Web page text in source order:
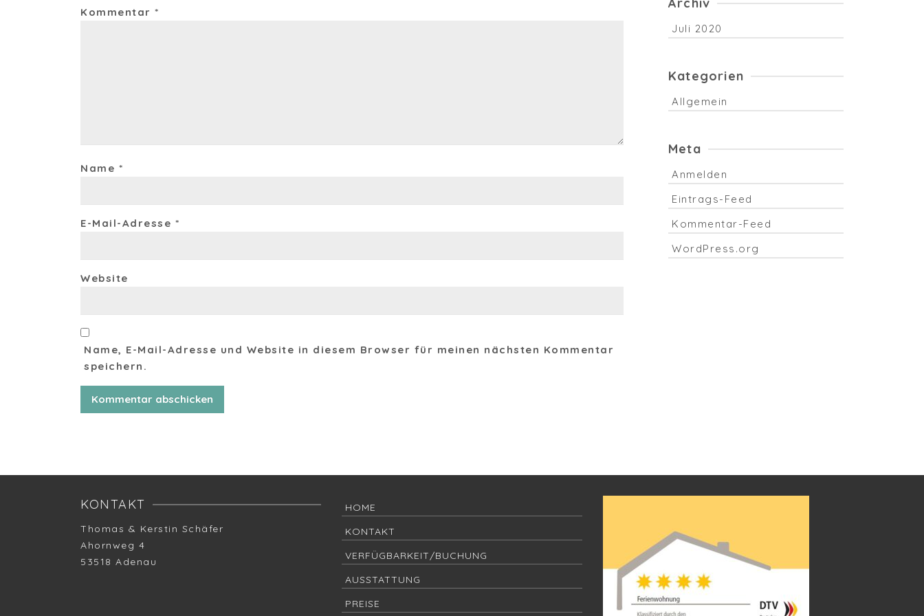
Kommentar *
Name *
E-Mail-Adresse *
Website
Name, E-Mail-Adresse und Website in diesem Browser für meinen nächsten Kommentar
speichern.
Juli 2020
Kategorien
Allgemein
Meta
Anmelden
Eintrags-Feed
Kommentar-Feed
WordPress.org
KONTAKT
Thomas & Kerstin Schäfer
Ahornweg 4
53518 Adenau
HOME
KONTAKT
VERFÜGBARKEIT/BUCHUNG
AUSSTATTUNG
PREISE